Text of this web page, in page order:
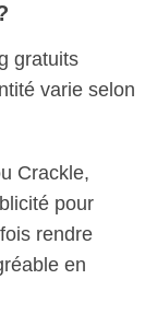
gratuits
varie selon
Crackle,
pour
rendre
en